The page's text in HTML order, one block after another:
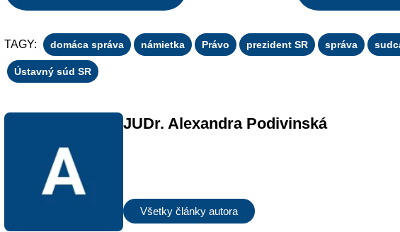
TAGY: domáca správa námietka Právo prezident SR správa
Ústavný súd SR
JUDr. Alexandra Podivinská
Všetky články autora